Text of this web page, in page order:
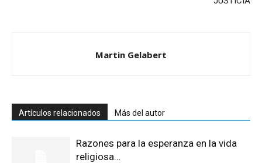
Martin Gelabert
Artículos relacionados Más del autor
Razones para la esperanza en la vida
religiosa…